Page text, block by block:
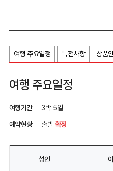
여행 주요일정 특전사항 상품
여행 주요일정
여행기간
3박 5일
예약현황
출발확정
성인